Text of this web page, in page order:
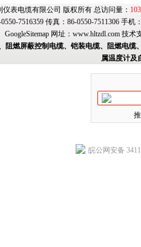
仪表电缆有限公司 版权所有 总访问量：
7516359 传真：86-0550-7511306 手
GoogleSitemap网址： www.hltzdl.com技术
阻燃屏蔽控制电缆、铠装电缆、阻燃电
属温度计及
皖公网安备